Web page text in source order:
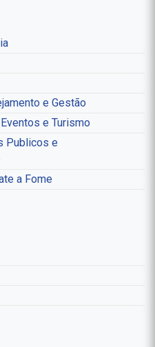
e Gestão
e Turismo
Publicos e
a Fome